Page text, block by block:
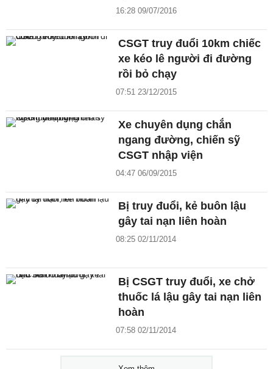
16:28 09/07/2016
CSGT truy đuổi 10km chiếc
xe kéo lê người đi đường
rồi bỏ chạy
07:51 23/12/2015
Xe chuyên dụng chắn
ngang đường, chiến sỹ
CSGT nhập viện
04:47 06/09/2015
Bị truy đuổi, kẻ buôn lậu
gây tai nạn liên hoàn
08:25 02/11/2014
Bị CSGT truy đuổi, xe chở
thuốc lá lậu gây tai nạn liên
hoàn
07:58 02/11/2014